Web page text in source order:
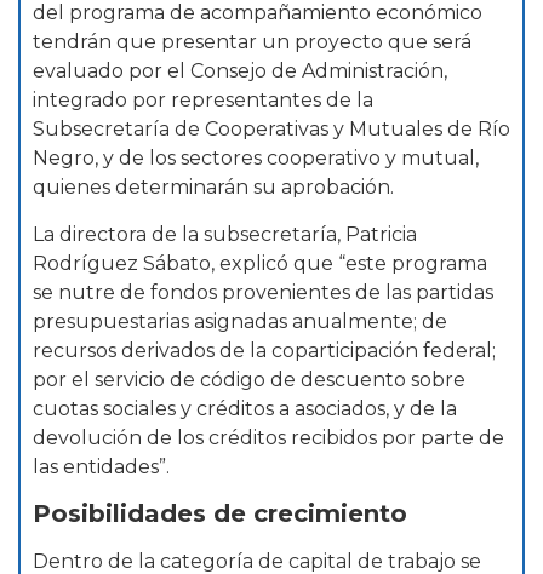
del programa de acompañamiento económico
tendrán que presentar un proyecto que será
evaluado por el Consejo de Administración,
integrado por representantes de la
Subsecretaría de Cooperativas y Mutuales de Río
Negro, y de los sectores cooperativo y mutual,
quienes determinarán su aprobación.
La directora de la subsecretaría, Patricia
Rodríguez Sábato, explicó que “este programa
se nutre de fondos provenientes de las partidas
presupuestarias asignadas anualmente; de
recursos derivados de la coparticipación federal;
por el servicio de código de descuento sobre
cuotas sociales y créditos a asociados, y de la
devolución de los créditos recibidos por parte de
las entidades”.
Posibilidades de crecimiento
Dentro de la categoría de capital de trabajo se